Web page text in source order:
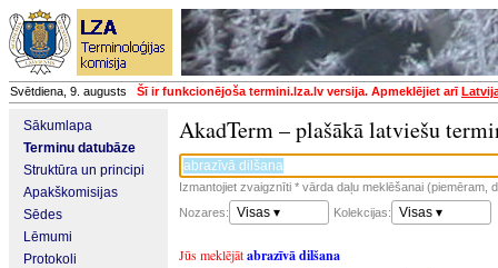
Svētdiena, 9. augusts Šī ir funkcionējoša termini.lza.lv versija. Apmeklējiet arī
Sākumlapa
Terminu datubāze
Struktūra un principi
Apakškomisijas
Sēdes
Lēmumi
Protokoli
AkadTerm – plašākā latviešu
Izmantojiet zvaigznīti * vārda daļu meklēšanai (piemēram,
Nozares:
Visas ▾ Kolekcijas: Visas ▾
Jūs meklējātabrazīvā dilšana